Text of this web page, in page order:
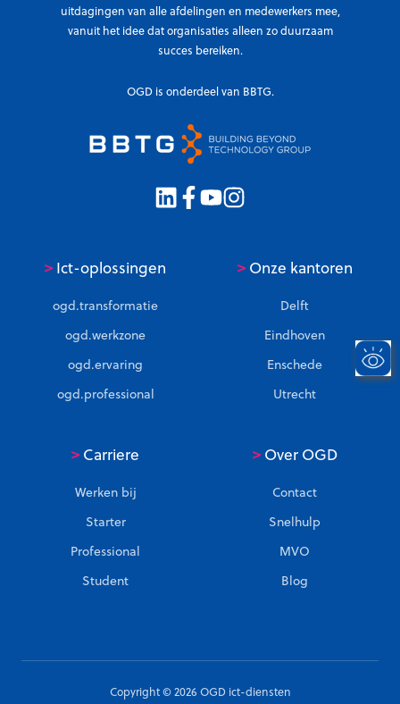
uitdagingen van alle afdelingen en medewerkers mee,
vanuit het idee dat organisaties alleen zo duurzaam
succes bereiken.
OGD is onderdeel van BBTG.
>Ict-oplossingen
ogd.transformatie
ogd.werkzone
ogd.ervaring
ogd.professional
>Onze kantoren
Delft
Eindhoven
Enschede
Utrecht
>Carriere
Werken bij
Starter
Professional
Student
>Over OGD
Contact
Snelhulp
MVO
Blog
Copyright © 2026 OGD ict-diensten